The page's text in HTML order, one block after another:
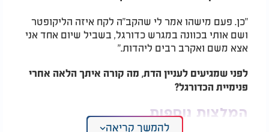
"כן. פעם מישהו אמר לי שהקב"ה לקח איזה הליקופטר
ושם אותי בכוונה במגרש כדורגל, בשביל שיום אחד אני
אצא משם ואקרב רבים ליהדות."
לפני שמגיעים לעניין הדת, מה קורה איתך הלאה אחרי
פנימיית הכדורגל?
המלצות נוספות
להמשך קריאה